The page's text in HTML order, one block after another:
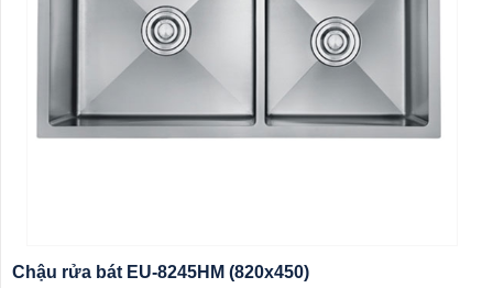
Chậu rửa bát EU-8245HM (820x450)